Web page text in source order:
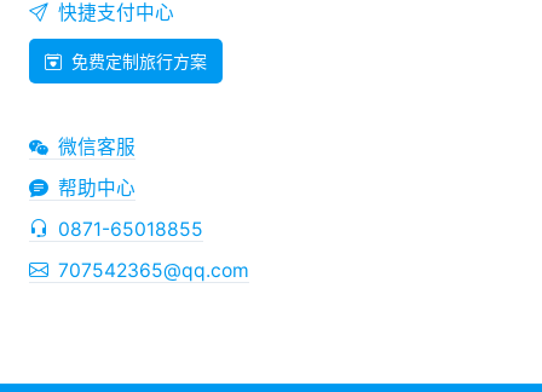
快捷支付中心
免费定制旅行方案
微信客服
帮助中心
0871-65018855
707542365@qq.com